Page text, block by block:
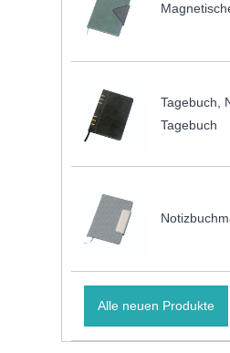
Tagebuch,
Tagebuch
Alle neuen Produkte